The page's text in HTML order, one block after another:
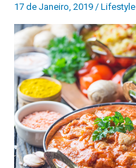
17 de Janeiro, 2019 / Lifestyle